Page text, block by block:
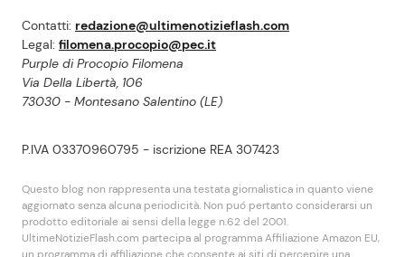
Contatti: redazione@ultimenotizieflash.com
Legal: filomena.procopio@pec.it
Purple di Procopio Filomena
Via Della Libertà, 106
73030 - Montesano Salentino (LE)
P.IVA 03370960795 - iscrizione REA 307423
Questo blog non rappresenta una testata giornalistica in quanto viene
aggiornato senza alcuna periodicità. Non puó pertanto considerarsi un
prodotto editoriale ai sensi della legge n.62 del 2001.
UltimeNotizieFlash.com partecipa al programma Affiliazione Amazon EU,